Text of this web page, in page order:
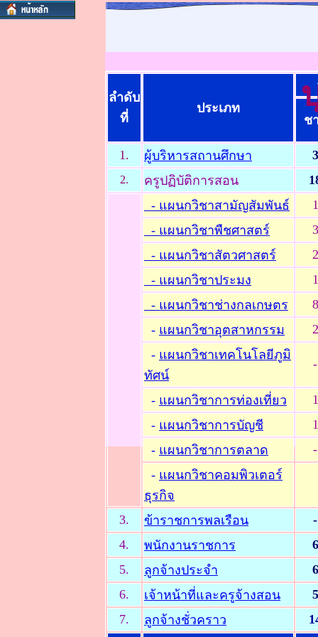
ลำดับ
ที่
ประเภท
ช
1. ผู้บริหารสถานศึกษา 3
2. ครูปฏิบัติการสอน
- แผนกวิชาสามัญสัมพันธ์
1
- แผนกวิชาพืชศาสตร์
3
- แผนกวิชาสัตวศาสตร์
2
- แผนกวิชาประมง
1
- แผนกวิชาช่างกลเกษตร
8
- แผนกวิชาอุตสาหกรรม
2
- แผนกวิชาเทคโนโลยีภูมิ
ทัศน์
-
- แผนกวิชาการท่องเที่ยว
1
- แผนกวิชาการบัญชี
1
- แผนกวิชาการตลาด
-
- แผนกวิชาคอมพิวเตอร์
ธุรกิจ
3.
ข้าราชการพลเรือน
-
4.
พนักงานราชการ
6
5.
ลูกจ้างประจำ
6
6.
เจ้าหน้าที่และครูจ้างสอน
5
7.
ลูกจ้างชั่วคราว